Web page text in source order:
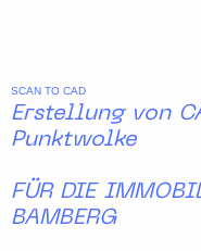
SCAN TO CAD
Erstellung von
Punktwolke
FÜR DIE
BAMBERG